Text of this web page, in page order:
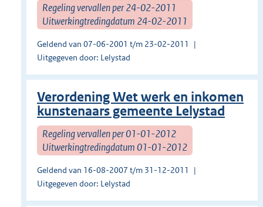
Regeling vervallen per 24-02-2011
Uitwerkingtredingdatum 24-02-2011
Geldend van 07-06-2001 t/m 23-02-2011
Uitgegeven door: Lelystad
Verordening Wet werk en inkomen
kunstenaars gemeente Lelystad
Regeling vervallen per 01-01-2012
Uitwerkingtredingdatum 01-01-2012
Geldend van 16-08-2007 t/m 31-12-2011
Uitgegeven door: Lelystad